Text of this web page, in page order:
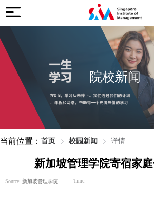
院校新闻
当前位置： 首页 校园新闻 详情
新加坡管理学院寄宿家
Source: 新加坡管理学院 Time: